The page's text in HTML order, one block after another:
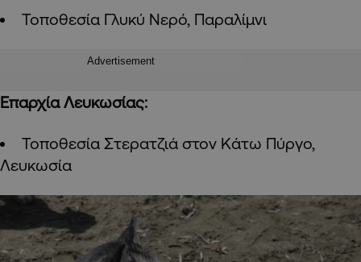
Τοποθεσία Γλυκύ Νερό, Παραλίμνι
Advertisement
Επαρχία Λευκωσίας:
Τοποθεσία Στερατζιά στον Κάτω Πύργο,
Λευκωσία